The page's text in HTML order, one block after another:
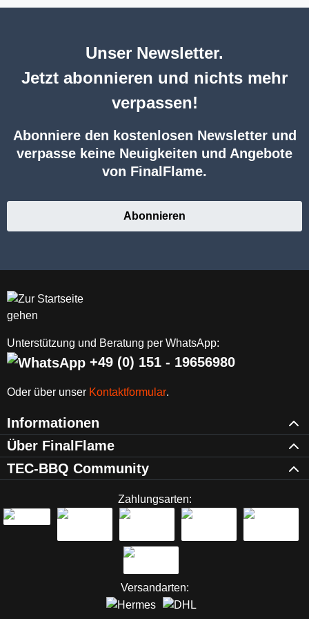
Unser Newsletter.
Jetzt abonnieren und nichts mehr
verpassen!
Abonniere den kostenlosen Newsletter und
verpasse keine Neuigkeiten und Angebote
von FinalFlame.
Abonnieren
Unterstützung und Beratung per WhatsApp:
+49 (0) 151 - 19656980
Oder über unser Kontaktformular.
Informationen
Über FinalFlame
TEC-BBQ Community
Zahlungsarten:
Versandarten: